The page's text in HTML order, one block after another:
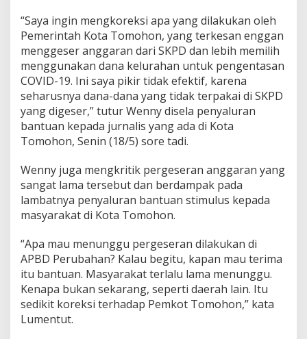
t
u
a
n
M
a
s
y
a
r
a
a
t
T
e
r
a
m
p
a
k
C
“Saya ingin mengkoreksi apa yang dilakukan oleh
Pemerintah Kota Tomohon, yang terkesan enggan
menggeser anggaran dari SKPD dan lebih memilih
menggunakan dana kelurahan untuk pengentasan
COVID-19. Ini saya pikir tidak efektif, karena
seharusnya dana-dana yang tidak terpakai di SKPD
yang digeser,” tutur Wenny disela penyaluran
bantuan kepada jurnalis yang ada di Kota
Tomohon, Senin (18/5) sore tadi.
Wenny juga mengkritik pergeseran anggaran yang
sangat lama tersebut dan berdampak pada
lambatnya penyaluran bantuan stimulus kepada
masyarakat di Kota Tomohon.
“Apa mau menunggu pergeseran dilakukan di
APBD Perubahan? Kalau begitu, kapan mau terima
itu bantuan. Masyarakat terlalu lama menunggu.
Kenapa bukan sekarang, seperti daerah lain. Itu
sedikit koreksi terhadap Pemkot Tomohon,” kata
Lumentut.